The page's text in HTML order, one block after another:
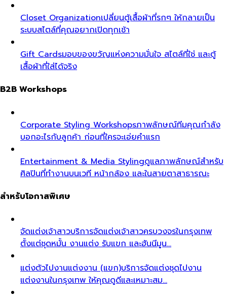
Closet Organizationเปลี่ยนตู้เสื้อผ้าที่รกๆ ให้กลายเป็น
ระบบสไตล์ที่คุณอยากเปิดทุกเช้า
Gift Cardsมอบของขวัญแห่งความมั่นใจ สไตล์ที่ใช่ และตู้
เสื้อผ้าที่ใส่ได้จริง
B2B Workshops
Corporate Styling Workshopsภาพลักษณ์ทีมคุณกำลัง
บอกอะไรกับลูกค้า ก่อนที่ใครจะเอ่ยคำแรก
Entertainment & Media Stylingดูแลภาพลักษณ์สำหรับ
ศิลปินที่ทำงานบนเวที หน้ากล้อง และในสายตาสาธารณะ
สำหรับโอกาสพิเศษ
จัดแต่งเจ้าสาวบริการจัดแต่งเจ้าสาวครบวงจรในกรุงเทพ
ตั้งแต่ชุดหมั้น งานแต่ง รับแขก และฮันนีมูน…
แต่งตัวไปงานแต่งงาน (แขก)บริการจัดแต่งชุดไปงาน
แต่งงานในกรุงเทพ ให้คุณดูดีและเหมาะสม…